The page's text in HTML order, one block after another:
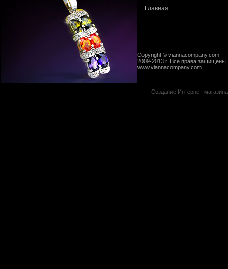
Главная
Copyright © viannacompany.com
2009-2013 г. Все права защищены.
www.viannacompany.com
Создание Интернет-